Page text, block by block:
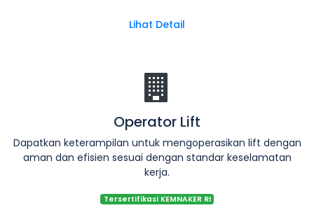
Lihat Detail
Operator Lift
Dapatkan keterampilan untuk mengoperasikan lift dengan
aman dan efisien sesuai dengan standar keselamatan
kerja.
Tersertifikasi KEMNAKER RI